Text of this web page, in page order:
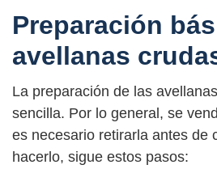
Preparación
avellanas
La preparación de las
sencilla. Por lo general, se
es necesario retirarla antes de
hacerlo, sigue estos pasos: